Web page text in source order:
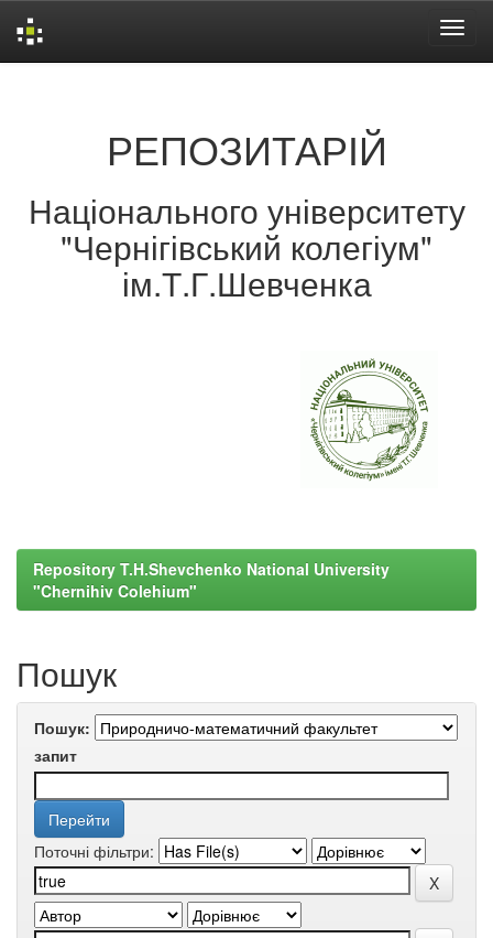
РЕПОЗИТАРІЙ
Національного університету
"Чернігівський колегіум"
ім.Т.Г.Шевченка
Repository T.H.Shevchenko National University
"Chernihiv Colehium"
Пошук
Пошук:
запит
Поточні фільтри: